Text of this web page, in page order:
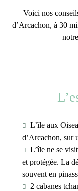
Voici nos
d’Arcachon, à 30
notre
L’île aux
d’Arcachon, sur
L’île ne se
et protégée. La
souvent en
2 cabanes